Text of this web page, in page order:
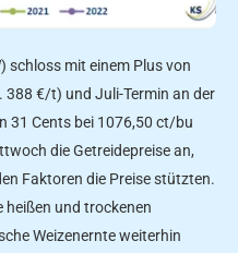
schloss mit einem Plus von
€/t) und Juli-Termin an der
31 Cents bei 1076,50 ct/bu
die Getreidepreise an,
Faktoren die Preise stützten.
heißen und trockenen
Weizenernte weiterhin